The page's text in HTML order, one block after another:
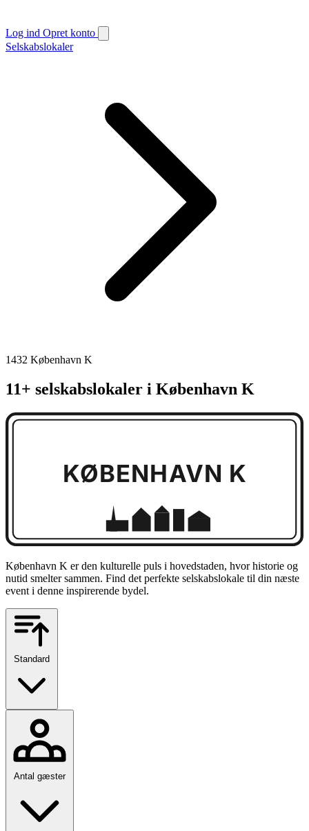
Log ind Opret konto
Selskabslokaler
1432 København K
11+ selskabslokaler i København K
KØBENHAVN K
København K er den kulturelle puls i hovedstaden, hvor historie og
nutid smelter sammen. Find det perfekte selskabslokale til din næste
event i denne inspirerende bydel.
Standard
Antal gæster